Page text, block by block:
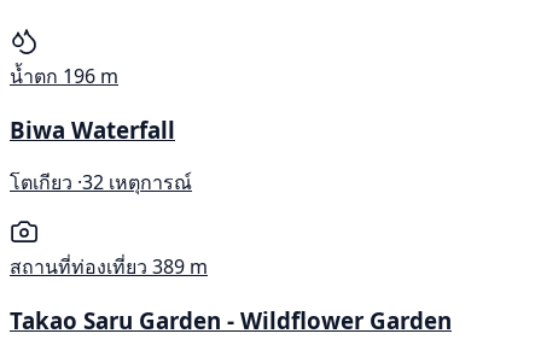
น้ำตก 196 m
Biwa Waterfall
โตเกียว ·32 เหตุการณ์
สถานที่ท่องเที่ยว 389 m
Takao Saru Garden - Wildflower Garden